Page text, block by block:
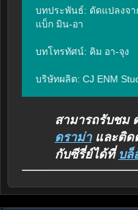
บทประพันธ์: ดัดแปลงจา
แบ็ก มิน-อา
บทโทรทัศน์: คิม อา-จุง
บริษัทผลิต: CJ ENM
สามารถรับชม
ดราม่าและติด
กับซีรี่ย์ได้ที่ บล็